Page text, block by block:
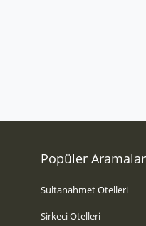
Popüler Aramalar
Sultanahmet Otelleri
Sirkeci Otelleri